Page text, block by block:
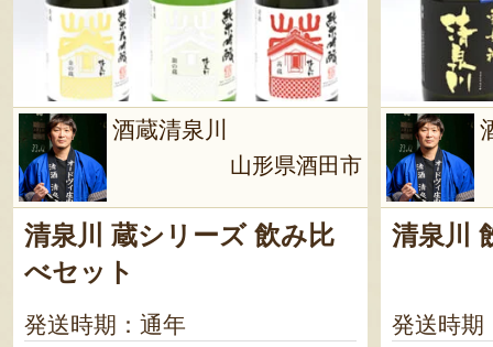
酒蔵清泉川
山形県酒田市
清泉川 蔵シリーズ 飲み比
べセット
発送時期：通年
清泉川
発送時期